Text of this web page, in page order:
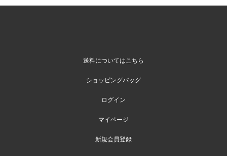
送料についてはこちら
ショッピングバッグ
ログイン
マイページ
新規会員登録